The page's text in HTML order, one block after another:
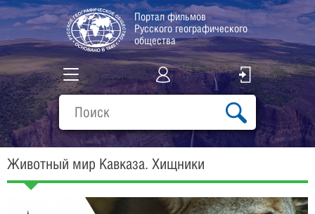
Портал фильмов
Русского географического
общества
Все фильмы
Подборки
О проекте
Животный мир Кавказа. Хищники